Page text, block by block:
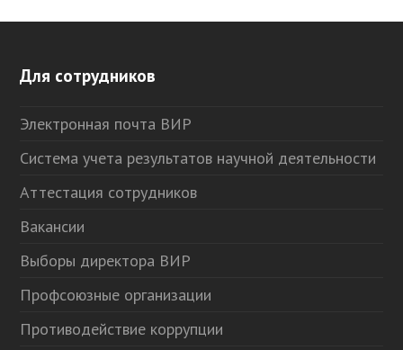
Для сотрудников
Электронная почта ВИР
Система учета результатов научной деятельности
Аттестация сотрудников
Вакансии
Выборы директора ВИР
Профсоюзные организации
Противодействие коррупции